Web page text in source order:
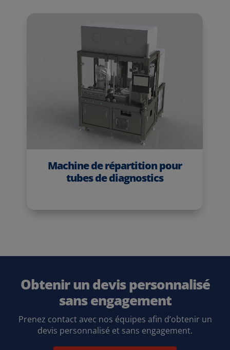
Machine de répartition pour
tubes de diagnostics
Obtenir un devis personnalisé
sans engagement
Prenez contact avec nos équipes afin d’obtenir un
devis personnalisé et sans engagement.